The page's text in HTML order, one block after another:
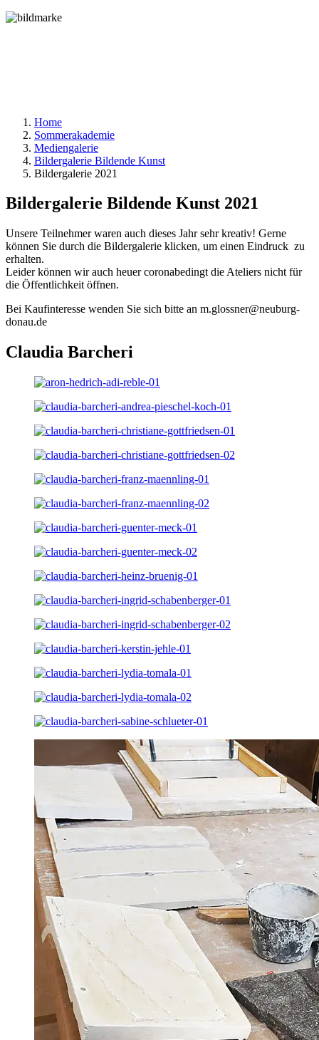
Home
Sommerakademie
Mediengalerie
Bildergalerie Bildende Kunst
Bildergalerie 2021
Bildergalerie Bildende Kunst 2021
Unsere Teilnehmer waren auch dieses Jahr sehr kreativ! Gerne
können Sie durch die Bildergalerie klicken, um einen Eindruck zu
erhalten.
Leider können wir auch heuer coronabedingt die Ateliers nicht für
die Öffentlichkeit öffnen.
Bei Kaufinteresse wenden Sie sich bitte an m.glossner@neuburg-
donau.de
Claudia Barcheri